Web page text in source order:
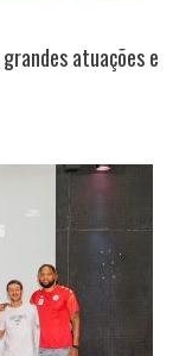
atuações e